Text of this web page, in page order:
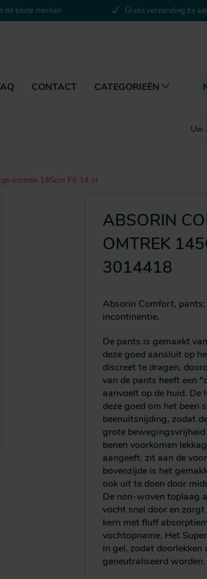
de beste merken Gratis verzending bij
CONTACT CATEGORIEËN
omtrek 145cm Fit 14 st
ABSORIN
OMTREK
3014418
Absorin Comfort,
incontinentie.
De pants is gemaakt
deze goed aansluit op
discreet te dragen,
van de pants heeft een
aanvoelt op de huid. De
deze goed om het been
beenuitsnijding, zodat
grote
benen voorkomen
aangeeft, zit aan de
bovenzijde is het
ook uit te doen door
De non-woven toplaag
vocht snel door en
kern met fluff
vochtopname. Het
in gel, zodat
geneutraliseerd